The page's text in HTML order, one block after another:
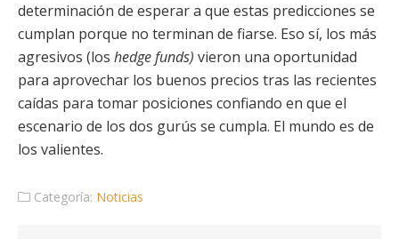
determinación de esperar a que estas predicciones se
cumplan porque no terminan de fiarse. Eso sí, los más
agresivos (los hedge funds) vieron una oportunidad
para aprovechar los buenos precios tras las recientes
caídas para tomar posiciones confiando en que el
escenario de los dos gurús se cumpla. El mundo es de
los valientes.
Categoría: Noticias